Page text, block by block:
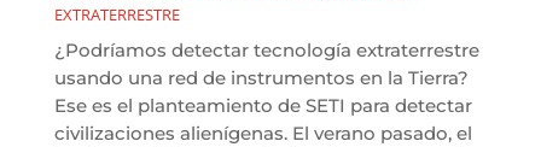
EXTRATERRESTRE
¿Podríamos detectar tecnología extraterrestre
usando una red de instrumentos en la Tierra?
Ese es el planteamiento de SETI para detectar
civilizaciones alienígenas. El verano pasado, el